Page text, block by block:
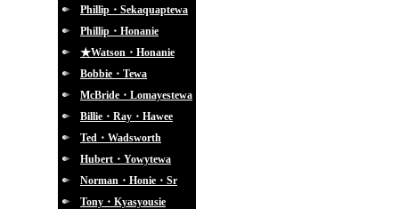
Phillip・Sekaquaptewa
Phillip・Honanie
★Watson・Honanie
Bobbie・Tewa
McBride・Lomayestewa
Billie・Ray・Hawee
Ted・Wadsworth
Hubert・Yowytewa
Norman・Honie・Sr
Tony・Kyasyousie